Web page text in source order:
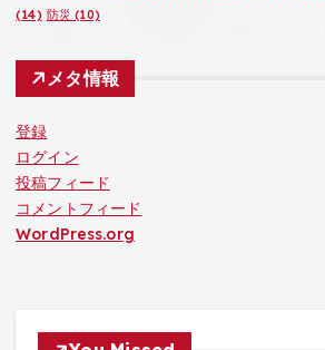
(14) 防災 (10)
メタ情報
登録
ログイン
投稿フィード
コメントフィード
WordPress.org